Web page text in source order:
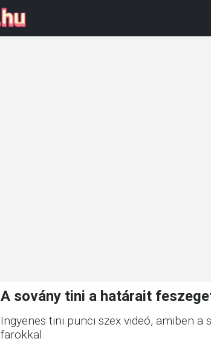
A sovány tini a határait
Ingyenes tini punci szex videó, amiben a
farokkal.